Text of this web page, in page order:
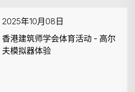
2025年10月08日
香港建筑师学会体育活动 - 高尔
夫模拟器体验